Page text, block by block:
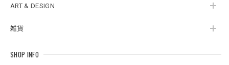
ART & DESIGN
雑貨
SHOP INFO